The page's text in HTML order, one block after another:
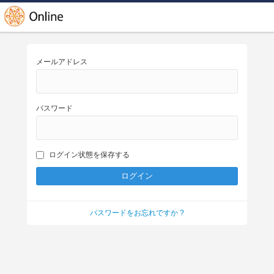
メールアドレス
パスワード
ログイン状態を保存する
パスワードをお忘れですか ?